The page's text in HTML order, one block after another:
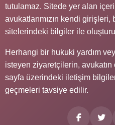
tutulamaz. Sitede yer alan
avukatlarımızın kendi girişleri,
sitelerindeki bilgiler ile
Herhangi bir hukuki yardım
isteyen ziyaretçilerin, avukatın
sayfa üzerindeki iletişim
geçmeleri tavsiye edilir.